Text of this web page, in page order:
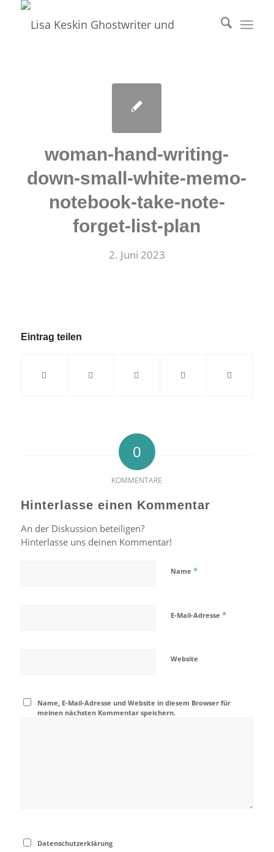
woman-hand-writing-
down-small-white-memo-
notebook-take-note-
forget-list-plan
2. Juni 2023
Eintrag teilen
0
KOMMENTARE
Hinterlasse einen Kommentar
An der Diskussion beteiligen?
Hinterlasse uns deinen Kommentar!
Name *
E-Mail-Adresse *
Website
Name, E-Mail-Adresse und Website in diesem Browser für
meinen nächsten Kommentar speichern.
Datenschutzerklärung